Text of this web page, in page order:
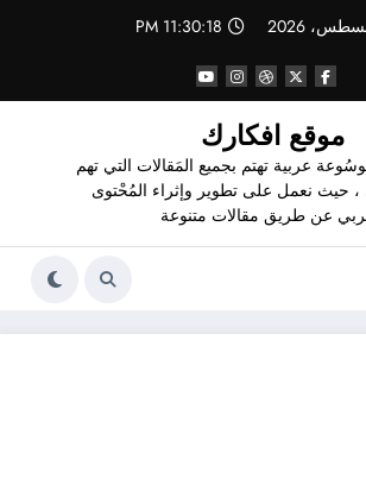
11:30:19 PM
موقع افكارك
عربية تهتم بجميع المَقالات التي تهم
، حيث نعمل على تطوير وإثراء المُحْتوى
عن طريق مقالات متنوعة